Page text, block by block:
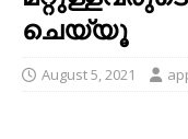
ചെയ്യൂ
August 5, 2021